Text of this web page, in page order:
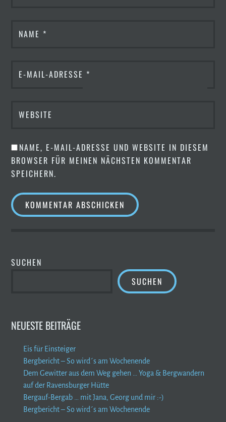
NAME *
E-MAIL-ADRESSE *
WEBSITE
NAME, E-MAIL-ADRESSE UND WEBSITE IN DIESEM
BROWSER FÜR MEINEN NÄCHSTEN KOMMENTAR
SPEICHERN.
SUCHEN
SUCHEN
NEUESTE BEITRÄGE
Eis für Einsteiger
Bergbericht – So wird´s am Wochenende
Dem Gewitter aus dem Weg gehen … Yoga & Bergwandern
auf der Ravensburger Hütte
Bergauf-Bergab … mit Jana, Georg und mir :-)
Bergbericht – So wird´s am Wochenende